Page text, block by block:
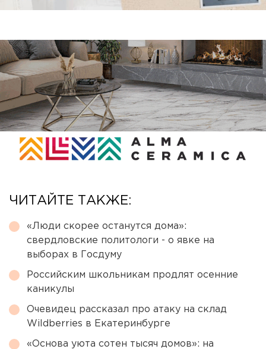
ЧИТАЙТЕ ТАКЖЕ:
«Люди скорее останутся дома»:
свердловские политологи - о явке на
выборах в Госдуму
Российским школьникам продлят осенние
каникулы
Очевидец рассказал про атаку на склад
Wildberries в Екатеринбурге
«Основа уюта сотен тысяч домов»: на